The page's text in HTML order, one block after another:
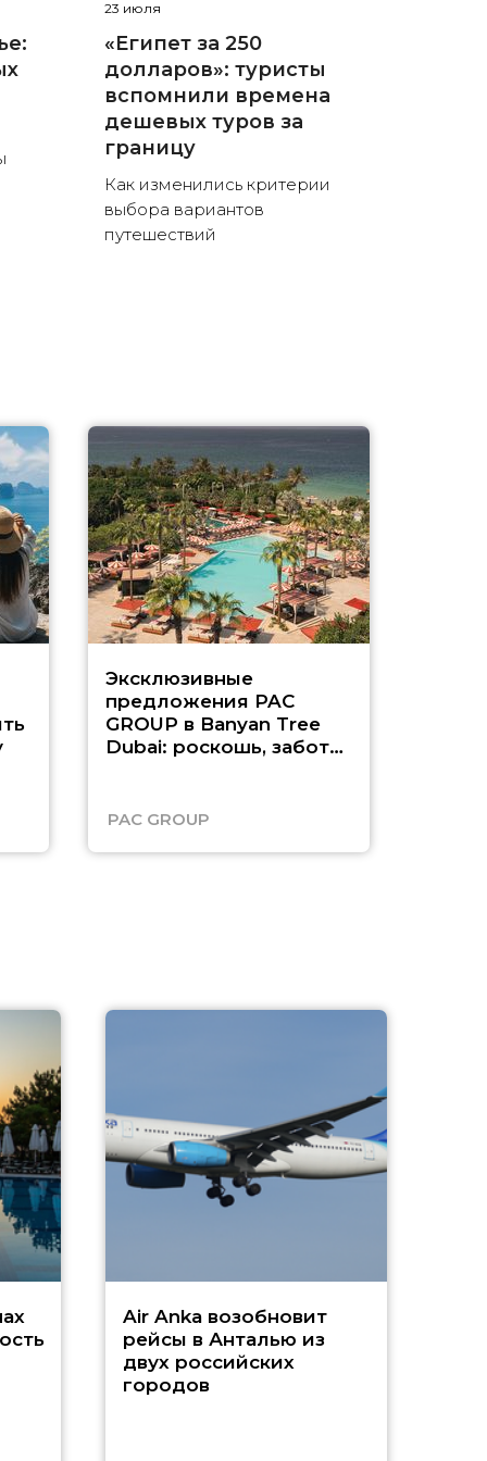
23 июля
«Египет за 250
долларов»: туристы
вспомнили времена
дешевых туров за
границу
Как изменились критерии
выбора вариантов
путешествий
Эксклюзивные
предложения PAC
GROUP в Banyan Tree
Dubai: роскошь, забота
PAC GROUP
Air Anka возобновит
рейсы в Анталью из
двух российских
городов